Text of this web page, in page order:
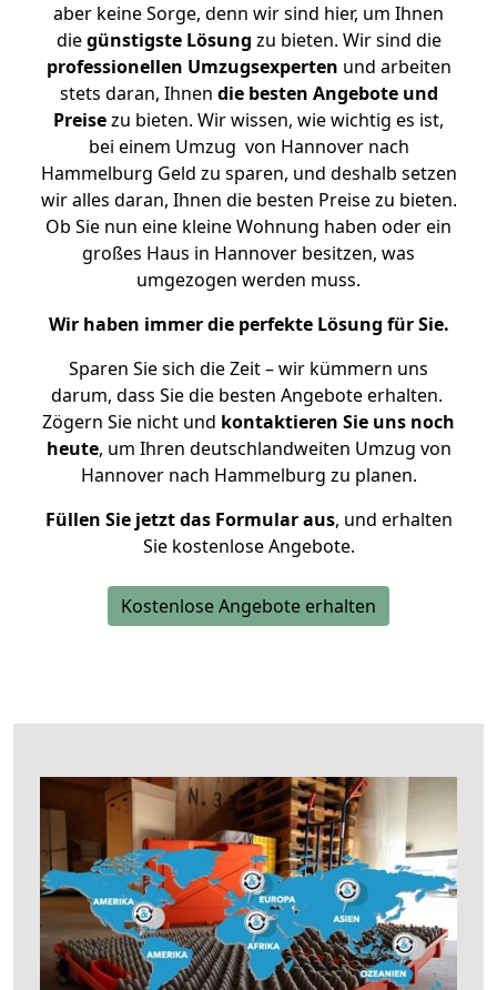
aber keine Sorge, denn wir sind hier, um Ihnen
diegünstigste Lösung zu bieten. Wir sind die
professionellen Umzugsexperten und arbeiten
stets daran, Ihnen die besten Angebote und
Preisezu bieten. Wir wissen, wie wichtig es ist,
bei einem Umzug von Hannover nach
Hammelburg Geld zu sparen, und deshalb setzen
wir alles daran, Ihnen die besten Preise zu bieten.
Ob Sie nun eine kleine Wohnung haben oder ein
großes Haus in Hannover besitzen, was
umgezogen werden muss.
Wir haben immer die perfekte Lösung für Sie.
Sparen Sie sich die Zeit – wir kümmern uns
darum, dass Sie die besten Angebote erhalten.
Zögern Sie nicht und kontaktieren Sie uns noch
heute, um Ihren deutschlandweiten Umzug von
Hannover nach Hammelburg zu planen.
Füllen Sie jetzt das Formular aus, und erhalten
Sie kostenlose Angebote.
Kostenlose Angebote erhalten